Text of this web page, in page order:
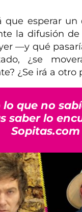
que esperar
la difusión
—y qué
¿se
¿Se irá a otro
lo que no
saber lo
Sopitas.com